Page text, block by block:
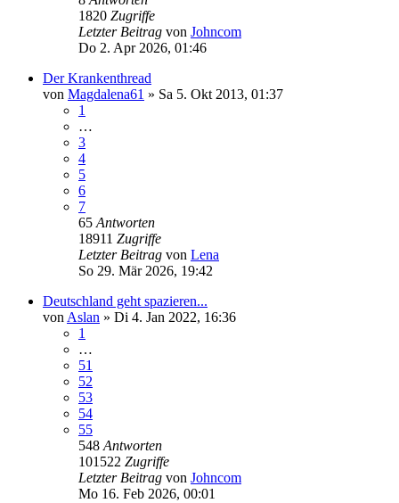
1820 Zugriffe
Letzter Beitrag von Johncom
Do 2. Apr 2026, 01:46
Der Krankenthread
von Magdalena61 » Sa 5. Okt 2013, 01:37
1
…
3
4
5
6
7
65 Antworten
18911 Zugriffe
Letzter Beitrag von Lena
So 29. Mär 2026, 19:42
Deutschland geht spazieren...
von Aslan » Di 4. Jan 2022, 16:36
1
…
51
52
53
54
55
548 Antworten
101522 Zugriffe
Letzter Beitrag von Johncom
Mo 16. Feb 2026, 00:01